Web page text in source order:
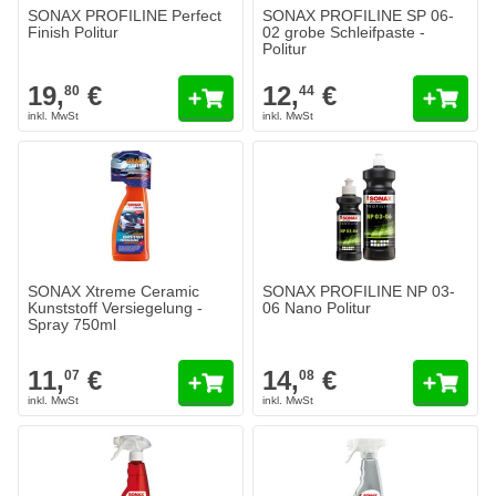
SONAX PROFILINE Perfect
Finish Politur
19,80 €
SONAX PROFILINE SP 06-
02 grobe Schleifpaste -
Politur
12,44 €
SONAX Xtreme Ceramic
Kunststoff Versiegelung -
Spray 750ml
11,07 €
SONAX PROFILINE NP 03-06
Heute versendet
SONAX PROFILINE NP 03-
06 Nano Politur
14,08 €